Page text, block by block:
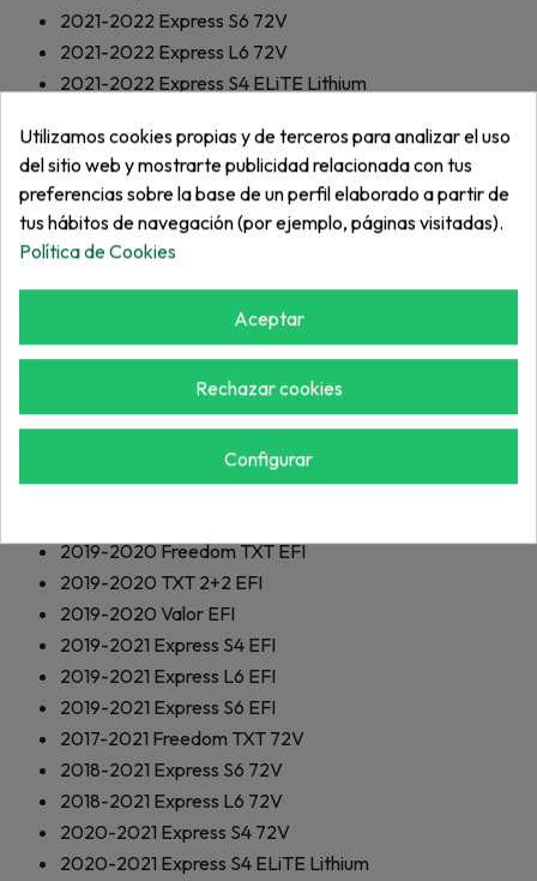
2021-2022 Express S6 72V
2021-2022 Express L6 72V
2021-2022 Express S4 ELiTE Lithium
2021-2022Express S6 ELiTE Lithium
2021-2022Express S2 72V
2013-2019Express S4 48V
2013-2018 Express L6 48V
Freedom TXT 48V
2013-2022TXT 2+2 48V
Express S4 HO 48V
2017-2021TXT Fleet ELiTE Lithium
Freedom TXT ELiTE Lithium
2017-2021TXT 2+2 ELiTE Lithium
2019-2020Freedom TXT EFI
2019-2020 TXT 2+2 EFI
2019-2020 Valor EFI
2019-2021 Express S4 EFI
2019-2021 Express L6 EFI
2019-2021 Express S6 EFI
2017-2021 Freedom TXT 72V
2018-2021 Express S6 72V
2018-2021 Express L6 72V
2020-2021 Express S4 72V
2020-2021 Express S4 ELiTE Lithium
Utilizamos cookies propias y de terceros para analizar el uso
del sitio web y mostrarte publicidad relacionada con tus
preferencias sobre la base de un perfil elaborado a partir de
tus hábitos de navegación (por ejemplo, páginas visitadas).
Política de Cookies
Aceptar
Rechazar cookies
Configurar